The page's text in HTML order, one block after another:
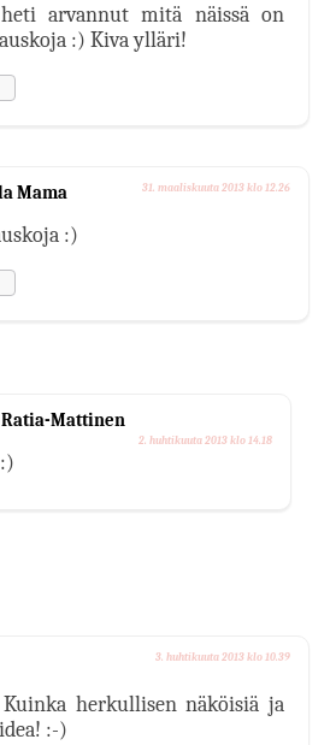
arvannut mitä näissä on
:) Kiva ylläri!
Mama 31. maaliskuuta 2013 klo 12.26
:)
Mattinen
2. huhtikuuta 2013 klo 14.18
3. huhtikuuta 2013 klo 10.39
herkullisen näköisiä ja
:-)